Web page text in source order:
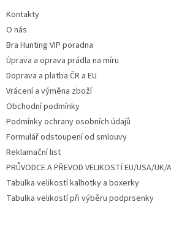
Kontakty
O nás
Bra Hunting VIP poradna
Úprava a oprava prádla na míru
Doprava a platba ČR a EU
Vrácení a výměna zboží
Obchodní podmínky
Podmínky ochrany osobních údajů
Formulář odstoupení od smlouvy
Reklamační list
PRŮVODCE A PŘEVOD VELIKOSTÍ EU/USA/UK/
Tabulka velikostí kalhotky a boxerky
Tabulka velikostí při výběru podprsenky